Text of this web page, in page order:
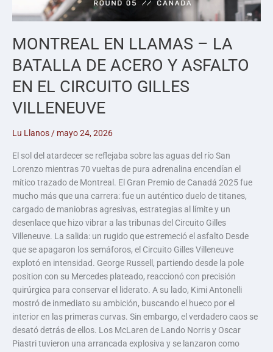
MONTREAL EN LLAMAS – LA
BATALLA DE ACERO Y ASFALTO
EN EL CIRCUITO GILLES
VILLENEUVE
Lu Llanos / mayo 24, 2026
El sol del atardecer se reflejaba sobre las aguas del río San
Lorenzo mientras 70 vueltas de pura adrenalina encendían el
mítico trazado de Montreal. El Gran Premio de Canadá 2025 fue
mucho más que una carrera: fue un auténtico duelo de titanes,
cargado de maniobras agresivas, estrategias al límite y un
desenlace que hizo vibrar a las tribunas del Circuito Gilles
Villeneuve. La salida: un rugido que estremeció el asfalto Desde
que se apagaron los semáforos, el Circuito Gilles Villeneuve
explotó en intensidad. George Russell, partiendo desde la pole
position con su Mercedes plateado, reaccionó con precisión
quirúrgica para conservar el liderato. A su lado, Kimi Antonelli
mostró de inmediato su ambición, buscando el hueco por el
interior en las primeras curvas. Sin embargo, el verdadero caos se
desató detrás de ellos. Los McLaren de Lando Norris y Oscar
Piastri tuvieron una arrancada explosiva y se lanzaron como